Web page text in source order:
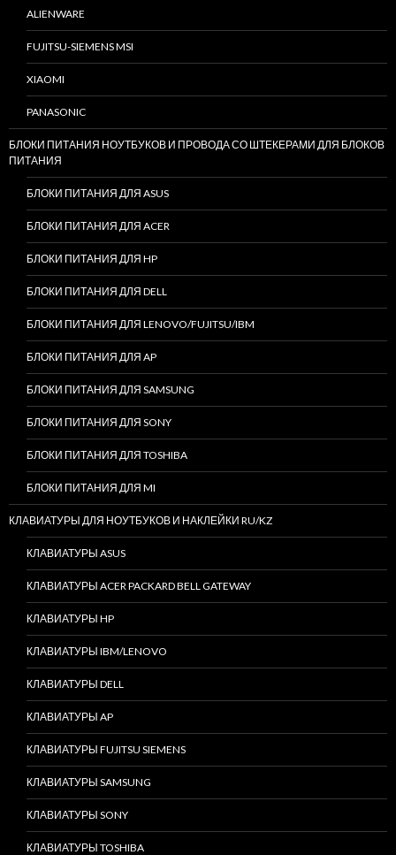
ALIENWARE
FUJITSU-SIEMENS MSI
XIAOMI
PANASONIC
БЛОКИ ПИТАНИЯ НОУТБУКОВ И ПРОВОДА СО ШТЕКЕРАМИ ДЛЯ БЛОКОВ
ПИТАНИЯ
БЛОКИ ПИТАНИЯ ДЛЯ ASUS
БЛОКИ ПИТАНИЯ ДЛЯ ACER
БЛОКИ ПИТАНИЯ ДЛЯ HP
БЛОКИ ПИТАНИЯ ДЛЯ DELL
БЛОКИ ПИТАНИЯ ДЛЯ LENOVO/FUJITSU/IBM
БЛОКИ ПИТАНИЯ ДЛЯ AP
БЛОКИ ПИТАНИЯ ДЛЯ SAMSUNG
БЛОКИ ПИТАНИЯ ДЛЯ SONY
БЛОКИ ПИТАНИЯ ДЛЯ TOSHIBA
БЛОКИ ПИТАНИЯ ДЛЯ MI
КЛАВИАТУРЫ ДЛЯ НОУТБУКОВ И НАКЛЕЙКИ RU/KZ
КЛАВИАТУРЫ ASUS
КЛАВИАТУРЫ ACER PACKARD BELL GATEWAY
КЛАВИАТУРЫ HP
КЛАВИАТУРЫ IBM/LENOVO
КЛАВИАТУРЫ DELL
КЛАВИАТУРЫ AP
КЛАВИАТУРЫ FUJITSU SIEMENS
КЛАВИАТУРЫ SAMSUNG
КЛАВИАТУРЫ SONY
КЛАВИАТУРЫ TOSHIBA